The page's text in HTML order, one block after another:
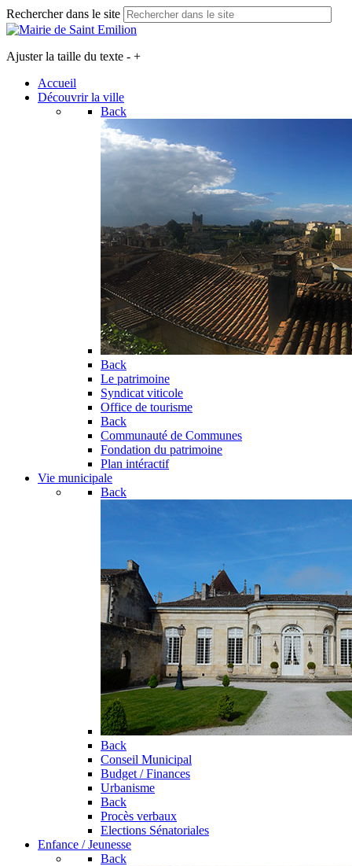
Rechercher dans le site
Ajuster la taille du texte - +
Accueil
Découvrir la ville
Back
Back
Le patrimoine
Syndicat viticole
Office de tourisme
Back
Communauté de Communes
Fondation du patrimoine
Plan intéractif
Vie municipale
Back
Back
Conseil Municipal
Budget / Finances
Urbanisme
Back
Procès verbaux
Elections Sénatoriales
Enfance / Jeunesse
Back